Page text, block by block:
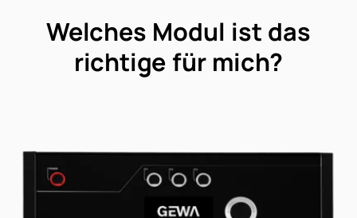
Welches Modul ist das
richtige für mich?